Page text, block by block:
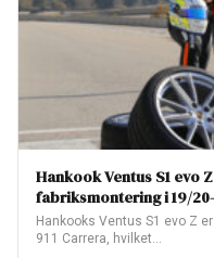
Hankook Ventus S1 evo
fabriksmontering i 19/
Hankooks Ventus S1 evo Z
911 Carrera, hvilket…